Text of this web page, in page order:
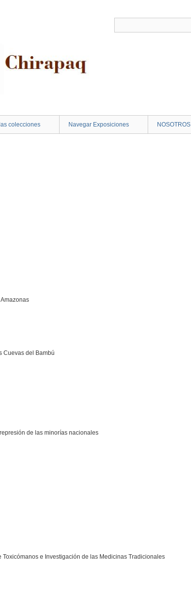
colecciones Navegar Exposiciones NOSOTROS
Cuevas del Bambú
de las minorías nacionales
e Investigación de las Medicinas Tradicionales